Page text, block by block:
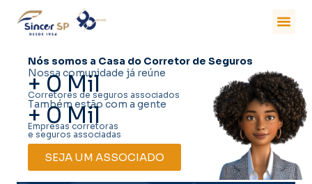
Nós somos a Casa do Corretor de Seguros
Nossa comunidade já reúne
+0 Mil
Corretores de seguros associados
Também estão com a gente
+0Mil
Empresas corretoras
e seguros associadas
SEJA UM ASSOCIADO